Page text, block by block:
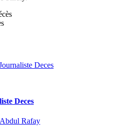
Deces
Abdul Rafay